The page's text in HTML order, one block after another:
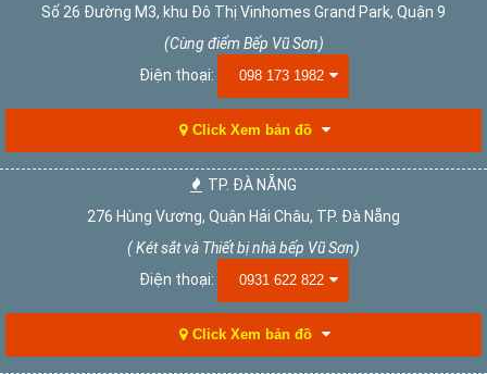
Số 26 Đường M3, khu Đô Thị Vinhomes Grand Park, Quận 9
(Cùng điểm Bếp Vũ Sơn)
Điện thoại:
098 173 1982
Click Xem bản đồ
TP. ĐÀ NẴNG
276 Hùng Vương, Quận Hải Châu, TP. Đà Nẵng
( Két sắt và Thiết bị nhà bếp Vũ Sơn)
Điện thoại:
0931 622 822
Click Xem bản đồ